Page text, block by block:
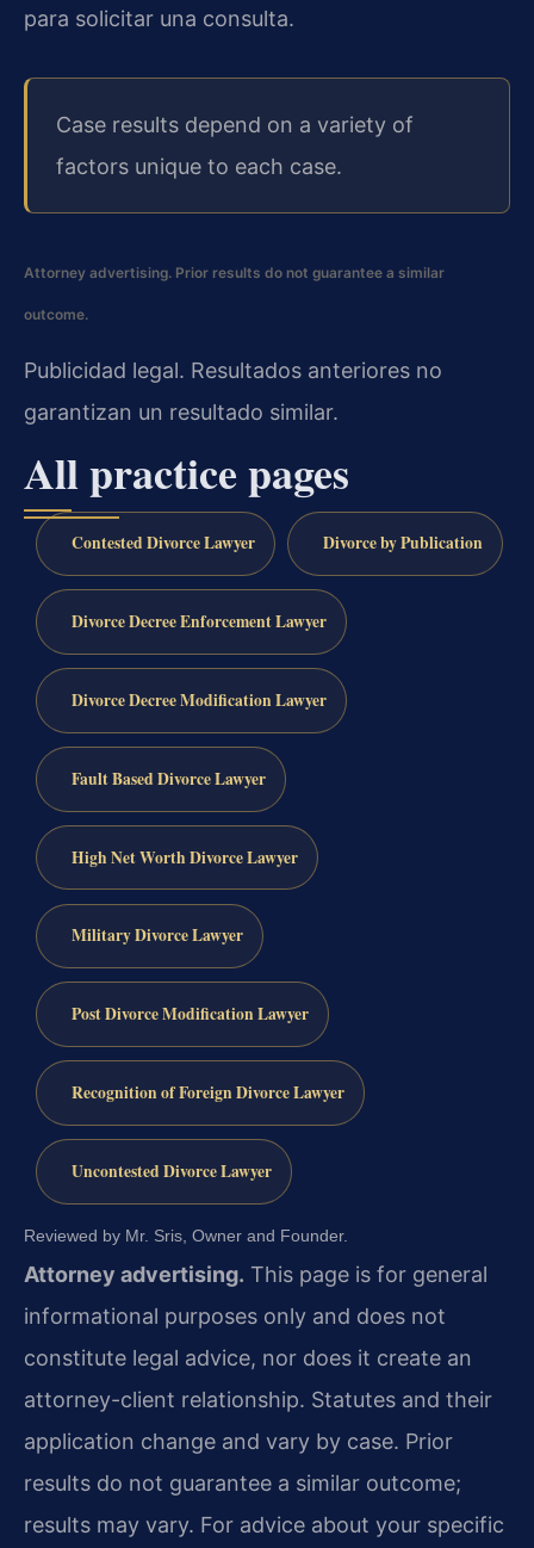
para solicitar una consulta.
Case results depend on a variety of
factors unique to each case.
Attorney advertising. Prior results do not guarantee a similar
outcome.
Publicidad legal. Resultados anteriores no
garantizan un resultado similar.
All practice pages
Contested Divorce Lawyer Divorce by Publication
Divorce Decree Enforcement Lawyer
Divorce Decree Modification Lawyer
Fault Based Divorce Lawyer
High Net Worth Divorce Lawyer
Military Divorce Lawyer
Post Divorce Modification Lawyer
Recognition of Foreign Divorce Lawyer
Uncontested Divorce Lawyer
Reviewed by Mr. Sris, Owner and Founder.
Attorney advertising. This page is for general
informational purposes only and does not
constitute legal advice, nor does it create an
attorney-client relationship. Statutes and their
application change and vary by case. Prior
results do not guarantee a similar outcome;
results may vary. For advice about your specific